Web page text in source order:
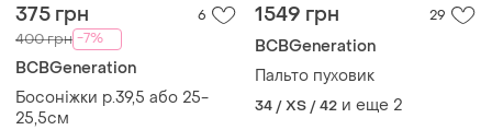
375 грн 6
400 грн -7%
BCBGeneration
Босоніжки р.39,5 або 25-
25,5см
1549 грн 29
BCBGeneration
Пальто пуховик
34 / XS / 42 и еще 2